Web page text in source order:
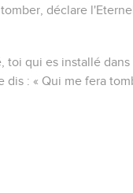
déclare l'Eternel.
toi qui es installé
dis : « Qui me fera